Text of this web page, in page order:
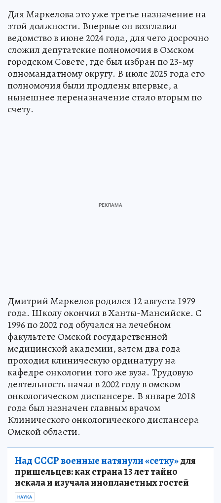
Для Маркелова это уже третье назначение на
этой должности. Впервые он возглавил
ведомство в июне 2024 года, для чего досрочно
сложил депутатские полномочия в Омском
городском Совете, где был избран по 23-му
одномандатному округу. В июле 2025 года его
полномочия были продлены впервые, а
нынешнее переназначение стало вторым по
счету.
Дмитрий Маркелов родился 12 августа 1979
года. Школу окончил в Ханты-Мансийске. С
1996 по 2002 год обучался на лечебном
факультете Омской государственной
медицинской академии, затем два года
проходил клиническую ординатуру на
кафедре онкологии того же вуза. Трудовую
деятельность начал в 2002 году в омском
онкологическом диспансере. В январе 2018
года был назначен главным врачом
Клинического онкологического диспансера
Омской области.
Над СССР военные натянули «сетку»для
пришельцев: как страна 13 лет тайно
искала и изучала инопланетных гостей
НАУКА